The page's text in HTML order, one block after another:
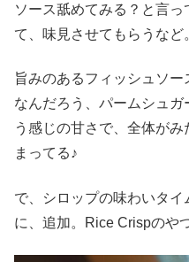
ソース舐めてみる？と言
て、味見させてもらうなど
旨みのあるフィッシュソー
なんだろう、パームシュ
う感じの甘さで、全体が
まってる♪
で、シロップの味わいタ
に、追加。Rice Crispのや